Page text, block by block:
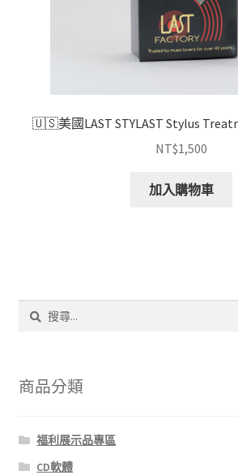
🇺🇸美國LAST STYLAST Stylus
NT$1,500
加入購物車
字:
商品分類
福利展示品專區
CD軟體